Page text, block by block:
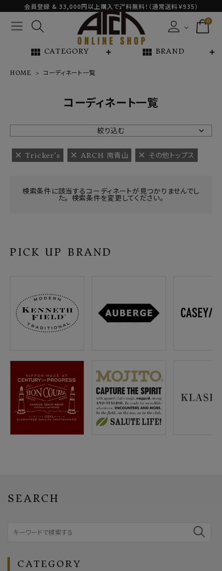
会員登録 & 33,000円以上購入で送料無料！（通常送料￥935）
0
view_module CATEGORY view_module BRAND
NEW ARRIVAL
ARCH EXCLUSIVE
BRAND
INFORMATION
プライバシーポリシー
特定商取引法について
お問い合わせ
ACCOUNT MENU
ようこそ ゲスト 様
meeting_room ログイン 会員登録
HOME コーディネート一覧
コーディネート一覧
絞り込む
Tricker's ARCH 南青山 その他トップス
検索条件に該当するコーディネートが見つかりませんでし
た。 検索条件を変更してください。
PICK UP BRAND
SEARCH
CATEGORY